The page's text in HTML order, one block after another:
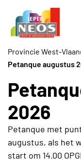
Provincie West-
Petanque augustus
2026
Petanque met
augustus, als het
start om 14.00